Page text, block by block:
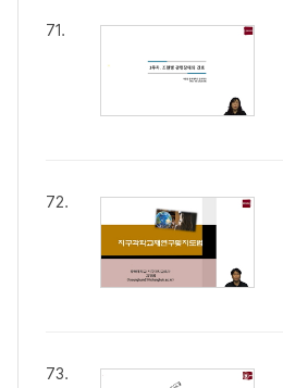
71.
72.
73.